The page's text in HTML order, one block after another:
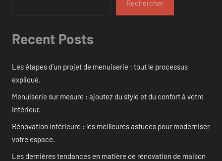
Rechercher
Recent Posts
Les étapes d’un projet de menuiserie : tout le processus
expliqué.
Menuiserie sur mesure : ajoutez du style et du confort à votre
intérieur.
Rénovation intérieure : les meilleures astuces pour moderniser
votre espace.
Les dernières tendances en matière de rénovation de maison